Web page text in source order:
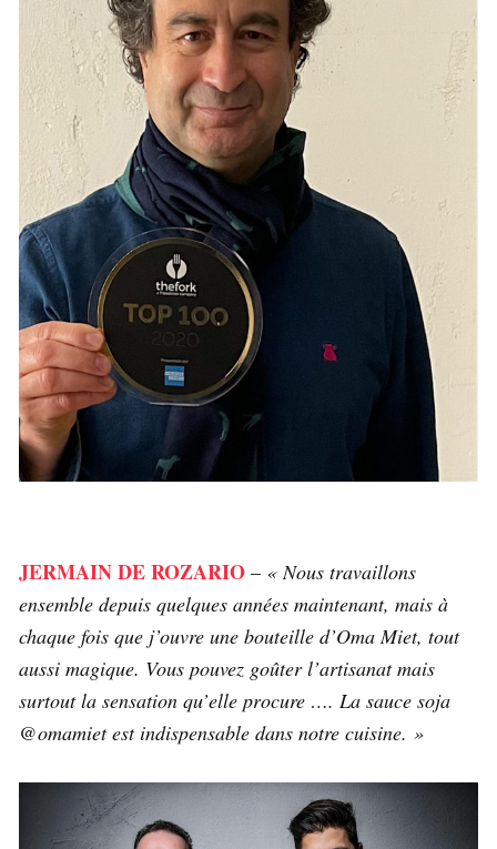
JERMAIN DE ROZARIO – « Nous travaillons
ensemble depuis quelques années maintenant, mais à
chaque fois que j’ouvre une bouteille d’Oma Miet, tout
aussi magique. Vous pouvez goûter l’artisanat mais
surtout la sensation qu’elle procure …. La sauce soja
@omamiet est indispensable dans notre cuisine. »